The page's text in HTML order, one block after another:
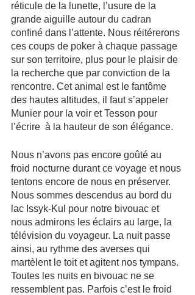
réticule de la lunette, l’usure de la
grande aiguille autour du cadran
confiné dans l’attente. Nous réitérerons
ces coups de poker à chaque passage
sur son territoire, plus pour le plaisir de
la recherche que par conviction de la
rencontre. Cet animal est le fantôme
des hautes altitudes, il faut s’appeler
Munier pour la voir et Tesson pour
l’écrire  à la hauteur de son élégance.
Nous n’avons pas encore goûté au
froid nocturne durant ce voyage et nous
tentons encore de nous en préserver.
Nous sommes descendus au bord du
lac Issyk-Kul pour notre bivouac et
nous admirons les éclairs au large, la
télévision du voyageur. La nuit passe
ainsi, au rythme des averses qui
martèlent le toit et agitent nos tympans.
Toutes les nuits en bivouac ne se
ressemblent pas. Parfois c’est le froid